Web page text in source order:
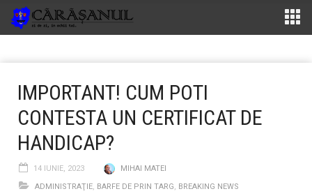
IMPORTANT! CUM POTI
CONTESTA UN CERTIFICAT DE
HANDICAP?
14 IUNIE, 2023
MIHAI MATEI
ADMINISTRAŢIE, BARFE DE PRIN TARG, BREAKING NEWS